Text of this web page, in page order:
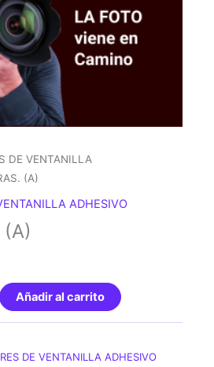
DE VENTANILLA
(A)
ADHESIVO
(A)
Añadir al carrito
DE VENTANILLA ADHESIVO